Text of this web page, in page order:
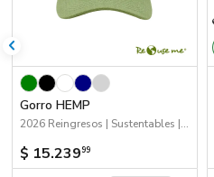
Gorro HEMP
2026 Reingresos | Sustentables | Próximos Arribos | Gorros
$ 15.23999